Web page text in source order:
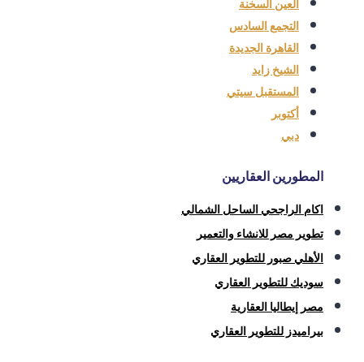
التجمع السادس
القاهرة الجديدة
الشيخ زايد
المستقبل سيتي
أكتوبر
دبي
المطورين العقاريين
اكام الراجحي الساحل الشمالي
تطوير مصر للانشاء والتعمير
الأهلي صبور للتطوير العقاري
سوديك للتطوير العقاري
مصر إيطاليا العقارية
بيراميدز للتطوير العقاري